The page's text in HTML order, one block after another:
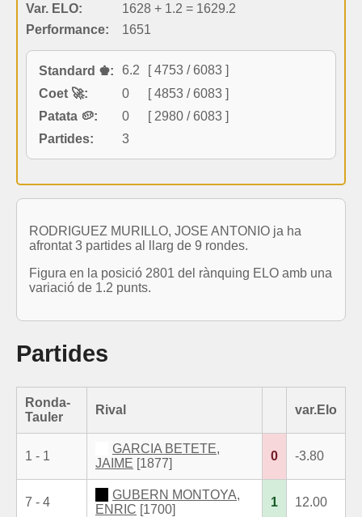
Var. ELO:
1628 + 1.2 = 1629.2
Performance:
1651
Standard ♚: 6.2
[ 4753 / 6083 ]
Coet 🚀:
0
[ 4853 / 6083 ]
Patata 🥔:
0
[ 2980 / 6083 ]
Partides:
3
RODRIGUEZ MURILLO, JOSE ANTONIO ja ha
afrontat 3 partides al llarg de 9 rondes.
Figura en la posició 2801 del rànquing ELO amb una
variació de 1.2 punts.
Partides
Ronda-
Tauler
Rival var.Elo
1 - 1
GARCIA BETETE,
JAIME [1877]
0 -3.80
7 - 4
GUBERN MONTOYA,
ENRIC [1700]
1 12.00